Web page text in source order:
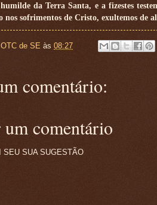
da Terra Santa, e a fizestes
nos sofrimentos de Cristo, exultemos de
OTC de SE às 08:27
comentário:
um comentário
SEU SUA SUGESTÃO